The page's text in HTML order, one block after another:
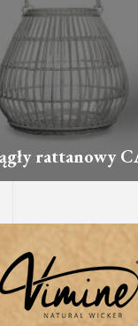
rattanowy